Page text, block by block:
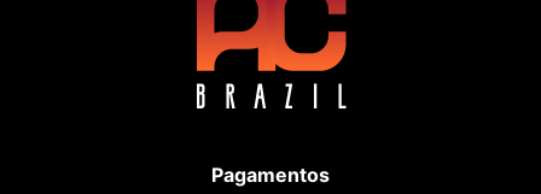
Pagamentos